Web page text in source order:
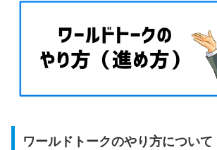
ワールドトークのやり方について